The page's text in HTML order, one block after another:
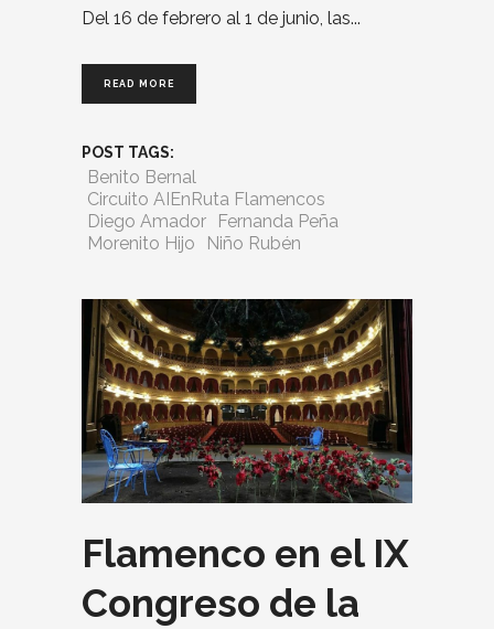
Del 16 de febrero al 1 de junio, las
READ MORE
POST TAGS:
Benito Bernal
Circuito AIEnRuta Flamencos
Diego Amador
Fernanda Peña
Morenito Hijo
Niño Rubén
Flamenco en el IX
Congreso de la